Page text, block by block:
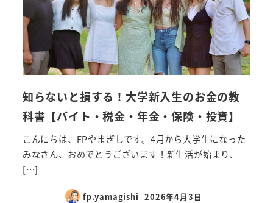
知らないと損する！大学新入生のお金の教
科書【バイト・税金・年金・保険・投資】
こんにちは、FPやまぎしです。4月から大学生になった
みなさん、おめでとうございます！新生活が始まり、
[…]
fp.yamagishi 2026年4月3日